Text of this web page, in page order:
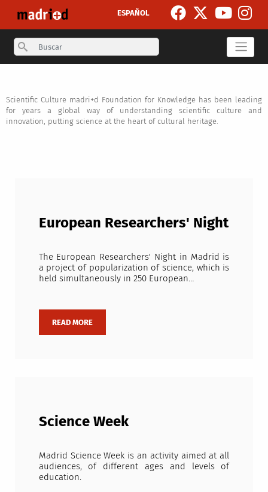
ESPAÑOL
Search
Scientific Culture madri+d Foundation for Knowledge has been leading
for years a global way of understanding scientific culture and
innovation, putting science at the heart of cultural heritage.
European Researchers' Night
The European Researchers' Night in Madrid is
a project of popularization of science, which is
held simultaneously in 250 European…
Science Week
Madrid Science Week is an activity aimed at all
audiences, of different ages and levels of
education.